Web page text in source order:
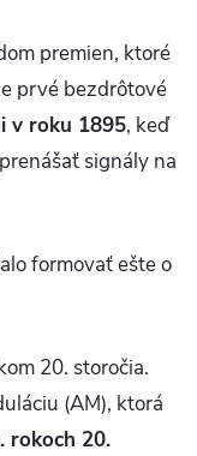
premien, ktoré
prvé bezdrôtové
v roku 1895, keď
signály na
formovať ešte o
20. storočia.
(AM), ktorá
rokoch 20.